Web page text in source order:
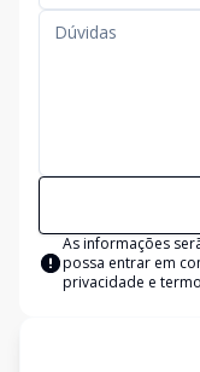
As informações
possa entrar em
privacidade e